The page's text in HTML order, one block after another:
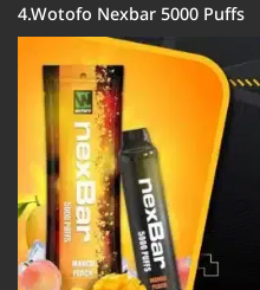
4.Wotofo Nexbar 5000 Puffs